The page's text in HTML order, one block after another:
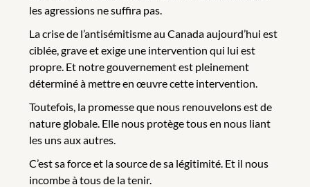
les agressions ne suffira pas.
La crise de l’antisémitisme au Canada aujourd’hui est
ciblée, grave et exige une intervention qui lui est
propre. Et notre gouvernement est pleinement
déterminé à mettre en œuvre cette intervention.
Toutefois, la promesse que nous renouvelons est de
nature globale. Elle nous protège tous en nous liant
les uns aux autres.
C’est sa force et la source de sa légitimité. Et il nous
incombe à tous de la tenir.